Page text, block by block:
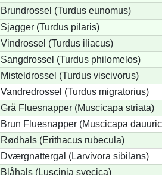
Brundrossel (Turdus eunomus)
Sjagger (Turdus pilaris)
Vindrossel (Turdus iliacus)
Sangdrossel (Turdus philomelos)
Misteldrossel (Turdus viscivorus)
Vandredrossel (Turdus migratorius)
Grå Fluesnapper (Muscicapa striata)
Brun Fluesnapper (Muscicapa
Rødhals (Erithacus rubecula)
Dværgnattergal (Larvivora sibilans)
Blåhals (Luscinia svecica)